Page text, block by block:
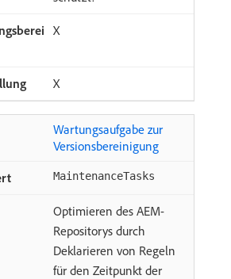
X
X
Wartungsaufgabe zur
Versionsbereinigung
MaintenanceTasks
Optimieren des AEM-
Repositorys durch
Deklarieren von Regeln
für den Zeitpunkt der